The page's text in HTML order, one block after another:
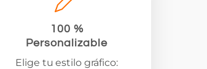
100 %
Personalizable
Elige tu estilo gráfico: